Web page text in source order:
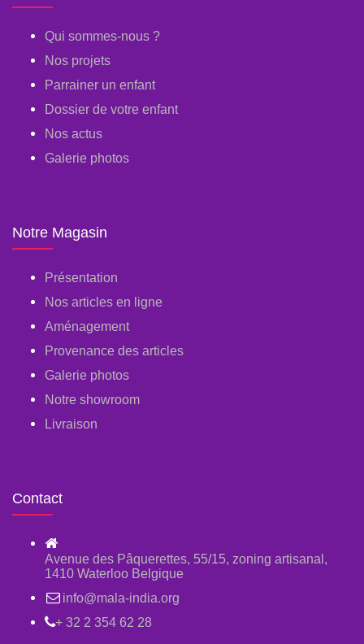
Qui sommes-nous ?
Nos projets
Parrainer un enfant
Dossier de votre enfant
Nos actus
Galerie photos
Notre Magasin
Présentation
Nos articles en ligne
Aménagement
Provenance des articles
Galerie photos
Notre showroom
Livraison
Contact
Avenue des Pâquerettes, 55/15, zoning artisanal,
1410 Waterloo Belgique
info@mala-india.org
+ 32 2 354 62 28